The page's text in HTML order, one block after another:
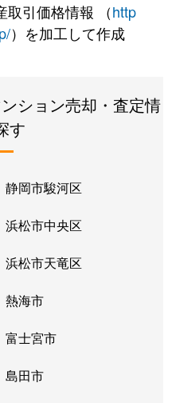
取引価格情報 （http
）を加工して作成
ション売却・査定情
す
静岡市駿河区
浜松市中央区
浜松市天竜区
熱海市
富士宮市
島田市